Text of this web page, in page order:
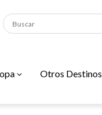
Otros Destinos